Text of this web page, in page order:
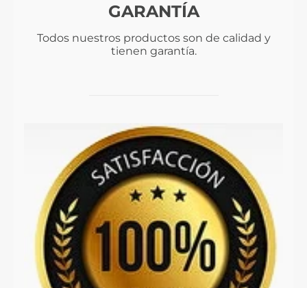
GARANTÍA
Todos nuestros productos son de calidad y
tienen garantía.